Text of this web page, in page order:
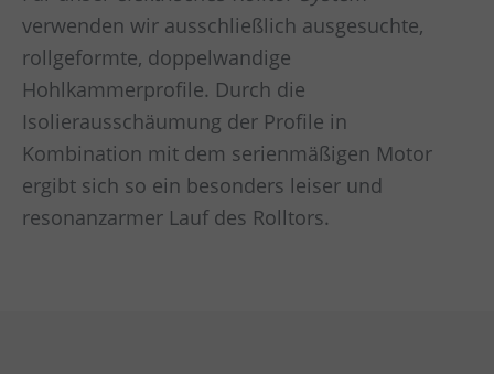
verwenden wir ausschließlich ausgesuchte,
rollgeformte, doppelwandige
Hohlkammerprofile. Durch die
Isolierausschäumung der Profile in
Kombination mit dem serienmäßigen Motor
ergibt sich so ein besonders leiser und
resonanzarmer Lauf des Rolltors.